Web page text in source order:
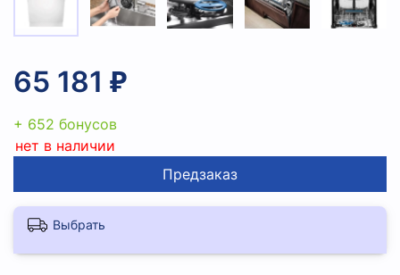
65 181 ₽
+ 652 бонусов
нет в наличии
Предзаказ
Выбрать